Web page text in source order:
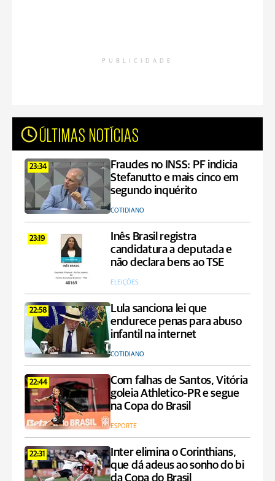
PUBLICIDADE
ÚLTIMAS NOTÍCIAS
23:34
Fraudes no INSS: PF indicia
Stefanutto e mais cinco em
segundo inquérito
COTIDIANO
23:19
Inês Brasil registra
candidatura a deputada e
não declara bens ao TSE
ELEIÇÕES
22:58
Lula sanciona lei que
endurece penas para abuso
infantil na internet
COTIDIANO
22:44
Com falhas de Santos, Vitória
goleia Athletico-PR e segue
na Copa do Brasil
ESPORTE
22:31
Inter elimina o Corinthians,
que dá adeus ao sonho do bi
da Copa do Brasil